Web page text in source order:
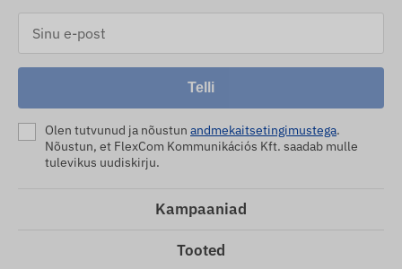
Telli
Olen tutvunud ja nõustun andmekaitsetingimustega.
Nõustun, et FlexCom Kommunikációs Kft. saadab mulle
tulevikus uudiskirju.
Kampaaniad
Tooted